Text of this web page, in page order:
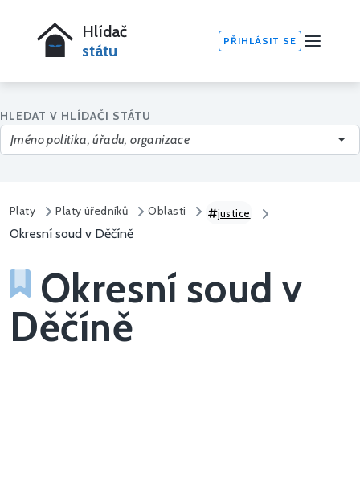
Hlídač
státu
PŘIHLÁSIT SE
HLEDAT V HLÍDAČI STÁTU
Platy Platy úředníků Oblasti justice
Okresní soud v Děčíně
Okresní soud v
Děčíně